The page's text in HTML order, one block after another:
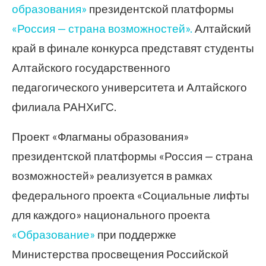
образования» президентской платформы
«Россия — страна возможностей». Алтайский
край в финале конкурса представят студенты
Алтайского государственного
педагогического университета и Алтайского
филиала РАНХиГС.
Проект «Флагманы образования»
президентской платформы «Россия — страна
возможностей» реализуется в рамках
федерального проекта «Социальные лифты
для каждого» национального проекта
«Образование» при поддержке
Министерства просвещения Российской